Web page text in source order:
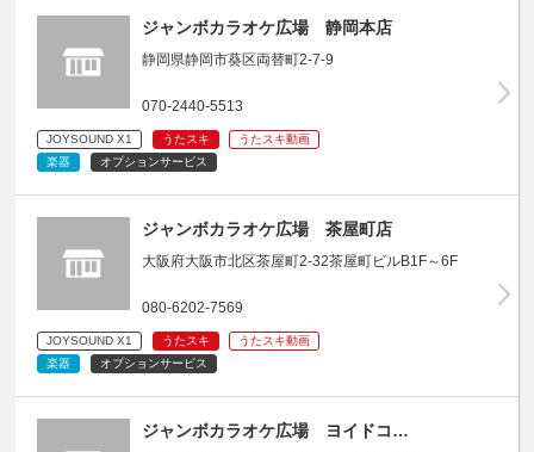
ジャンボカラオケ広場 静岡本店
静岡県静岡市葵区両替町2-7-9
070-2440-5513
JOYSOUND X1 うたスキ
うたスキ動画
楽器
オプションサービス
ジャンボカラオケ広場 茶屋町店
大阪府大阪市北区茶屋町2-32茶屋町ビルB1F～6F
080-6202-7569
JOYSOUND X1 うたスキ
うたスキ動画
楽器
オプションサービス
ジャンボカラオケ広場 ヨイドコ…